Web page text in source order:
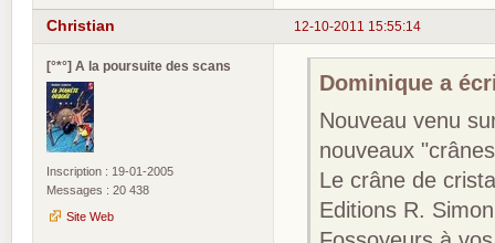
12-10-2011 15:55:14
Christian
[°*°] A la poursuite des scans
Inscription : 19-01-2005
Messages : 20 438
Site Web
Dominique a
Nouveau venu
nouveaux
Le crâne de
Editions R.